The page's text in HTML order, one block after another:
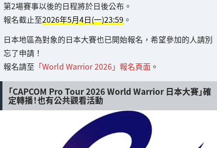
第2場賽事以後的日程將於日後公布。
報名截止至2026年5月4日(一)23:59 。
日本地區為對象的日本大賽也已開始報名，希望參加的人請別
忘了申請！
報名請至 「World Warrior 2026」報名頁面 。
「CAPCOM Pro Tour 2026 World Warrior 日本大賽」確
定轉播！也有公共觀看活動